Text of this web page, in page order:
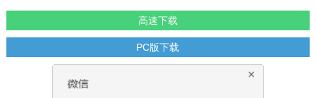
高速下载
PC版下载